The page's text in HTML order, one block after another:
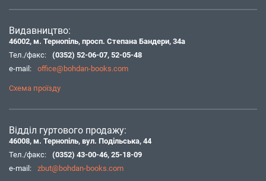
Видавництво:
46002, м. Тернопіль, просп. Степана Бандери, 34а
Тел./факс:
(0352) 52-06-07, 52-05-48
e-mail:
office@bohdan-books.com
Схема проїзду
Відділ гуртового продажу:
46008, м. Тернопіль, вул. Подільська, 44
Тел./факс:
(0352) 43-00-46, 25-18-09
e-mail:
zbut@bohdan-books.com